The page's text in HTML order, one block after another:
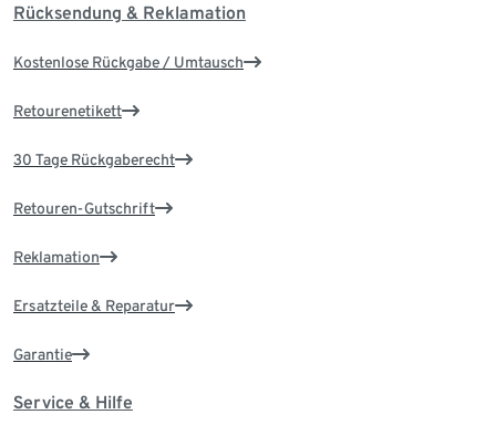
Rücksendung & Reklamation
Kostenlose Rückgabe / Umtausch
Retourenetikett
30 Tage Rückgaberecht
Retouren-Gutschrift
Reklamation
Ersatzteile & Reparatur
Garantie
Service & Hilfe